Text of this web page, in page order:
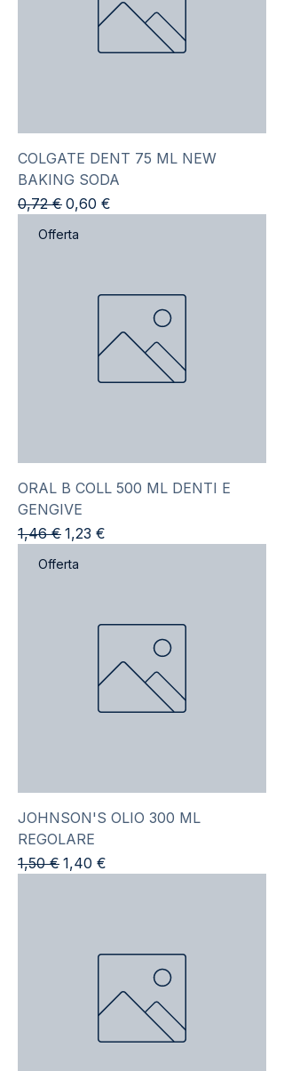
COLGATE DENT 75 ML NEW
BAKING SODA
Prezzo regolare
0,72 € Prezzo scontato
0,60 €
Offerta
ORAL B COLL 500 ML DENTI E
GENGIVE
Prezzo regolare
1,46 € Prezzo scontato
1,23 €
Offerta
JOHNSON'S OLIO 300 ML
REGOLARE
Prezzo regolare
1,50 € Prezzo scontato
1,40 €